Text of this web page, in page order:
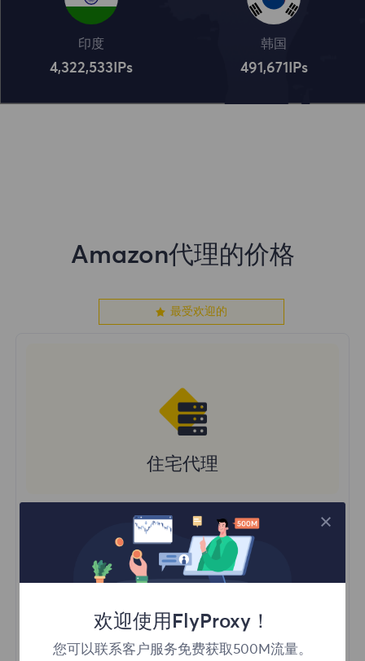
印度
4,322,534 IPs
韩国
491,672 IPs
Amazon代理的价格
最受欢迎的
住宅代理
价格始于
$?/GB
立即购买
欢迎使用FlyProxy！
您可以联系客户服务免费获取500M流量。